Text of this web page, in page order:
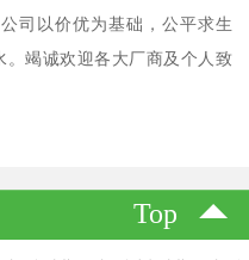
司以价优为基础，公平求生
竭诚欢迎各大厂商及个人致
Top